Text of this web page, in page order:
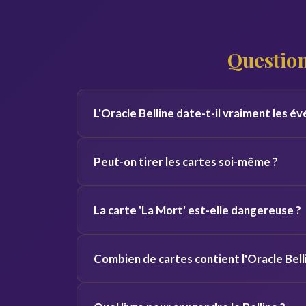
L'Oracle Belline date-t-il vraiment les
à situer les événements dans le temps avec une
Peut-on tirer les cartes soi-même ?
tiennent à cœur, un regard extérieur est
La carte 'La Mort' est-elle dangereuse ?
renouveau nécessaire. C'est rarement une mort
Combien de cartes contient l'Oracle